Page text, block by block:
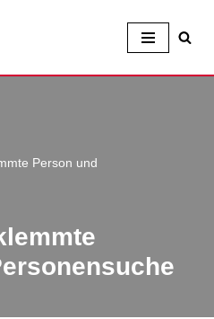
Person und